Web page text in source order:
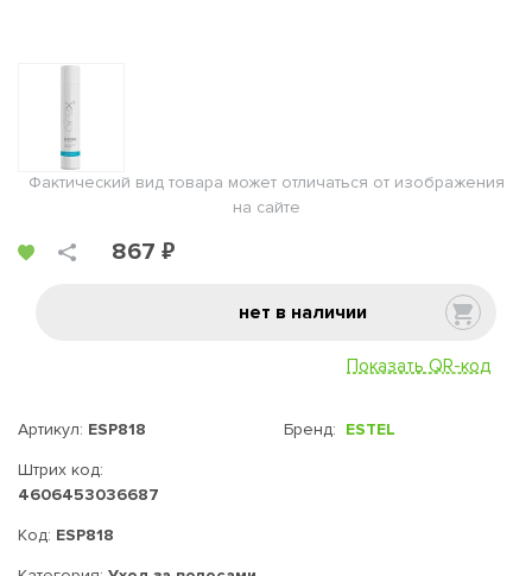
Фактический вид товара может отличаться от изображения
на сайте
867 ₽
нет в наличии
Показать QR-код
Артикул: ESP818
Штрих код:
4606453036687
Код: ESP818
Бренд: ESTEL